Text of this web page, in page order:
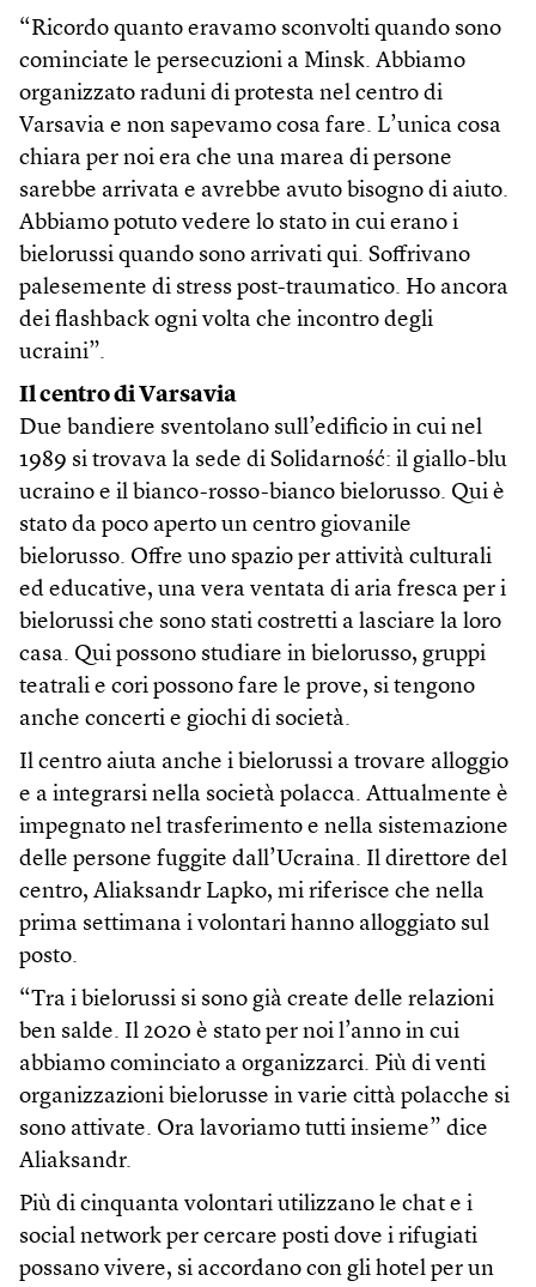
“Ricordo quanto eravamo sconvolti quando sono
cominciate le persecuzioni a Minsk. Abbiamo
organizzato raduni di protesta nel centro di
Varsavia e non sapevamo cosa fare. L’unica cosa
chiara per noi era che una marea di persone
sarebbe arrivata e avrebbe avuto bisogno di aiuto.
Abbiamo potuto vedere lo stato in cui erano i
bielorussi quando sono arrivati qui. Soffrivano
palesemente di stress post-traumatico. Ho ancora
dei flashback ogni volta che incontro degli
ucraini”.
Il centro di Varsavia
Due bandiere sventolano sull’edificio in cui nel
1989 si trovava la sede di Solidarność: il giallo-blu
ucraino e il bianco-rosso-bianco bielorusso. Qui è
stato da poco aperto un centro giovanile
bielorusso. Offre uno spazio per attività culturali
ed educative, una vera ventata di aria fresca per i
bielorussi che sono stati costretti a lasciare la loro
casa. Qui possono studiare in bielorusso, gruppi
teatrali e cori possono fare le prove, si tengono
anche concerti e giochi di società.
Il centro aiuta anche i bielorussi a trovare alloggio
e a integrarsi nella società polacca. Attualmente è
impegnato nel trasferimento e nella sistemazione
delle persone fuggite dall’Ucraina. Il direttore del
centro, Aliaksandr Lapko, mi riferisce che nella
prima settimana i volontari hanno alloggiato sul
posto.
“Tra i bielorussi si sono già create delle relazioni
ben salde. Il 2020 è stato per noi l’anno in cui
abbiamo cominciato a organizzarci. Più di venti
organizzazioni bielorusse in varie città polacche si
sono attivate. Ora lavoriamo tutti insieme” dice
Aliaksandr.
Più di cinquanta volontari utilizzano le chat e i
social network per cercare posti dove i rifugiati
possano vivere, si accordano con gli hotel per un